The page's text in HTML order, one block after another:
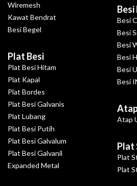
Wiremesh
Kawat Bendrat
Besi Begel
Plat Besi
Plat Besi Hitam
Plat Kapal
Plat Bordes
Plat Besi Galvanis
Plat Lubang
Plat Besi Putih
Plat Besi Galvalum
Plat Besi Galvanil
Expanded Metal
Besi
Besi
Besi
Besi
Besi
Besi
Atap
Plat
Plat
Plat